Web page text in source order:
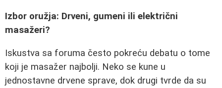
Izbor oružja: Drveni, gumeni ili električni
masažeri?
Iskustva sa foruma često pokreću debatu o tome
koji je masažer najbolji. Neko se kune u
jednostavne drvene sprave, dok drugi tvrde da su